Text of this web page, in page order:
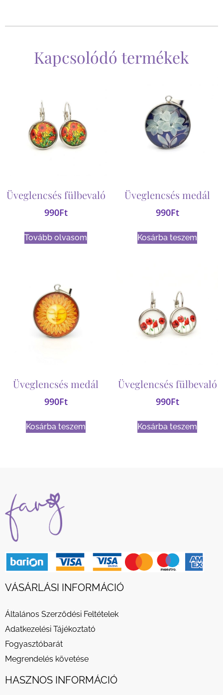
Kapcsolódó termékek
Üveglencsés fülbevaló
990Ft
Tovább olvasom
Üveglencsés medál
990Ft
Kosárba teszem
Üveglencsés medál
990Ft
Kosárba teszem
Üveglencsés fülbevaló
990Ft
Kosárba teszem
VÁSÁRLÁSI INFORMÁCIÓ
Általános Szerződési Feltételek
Adatkezelési Tájékoztató
Fogyasztóbarát
Megrendelés követése
HASZNOS INFORMÁCIÓ